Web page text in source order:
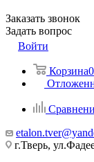
Заказать звонок
Задать вопрос
Войти
Корзина0
г.Тверь,